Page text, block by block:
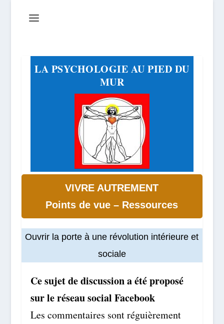
LA PSYCHOLOGIE AU PIED DU
MUR
VIVRE AUTREMENT
Points de vue – Ressources
Ouvrir la porte à une révolution intérieure et
sociale
Ce sujet de discussion a été proposé
sur le réseau social Facebook
Les commentaires sont réguièrement